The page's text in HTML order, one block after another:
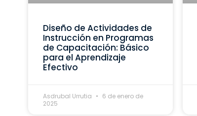
Diseño de Actividades de
Instrucción en Programas
de Capacitación: Básico
para el Aprendizaje
Efectivo
Asdrubal Urrutia
6 de enero de
2025